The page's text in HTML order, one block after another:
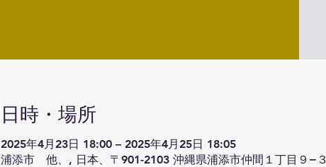
日時・場所
2025年4月23日 18:00 – 2025年4月25日 18:05
浦添市 他、, 日本、〒901-2103 沖縄県浦添市仲間１丁目９−３